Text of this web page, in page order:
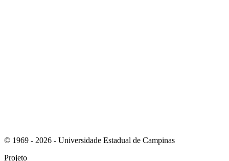
© 1969 - 2026 - Universidade Estadual de Campinas
Projeto